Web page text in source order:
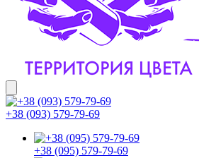
+38 (093) 579-79-69
+38 (095) 579-79-69